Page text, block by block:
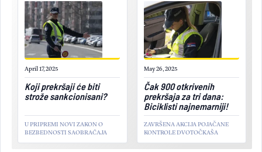
April 17, 2025
Koji prekršaji će biti
strože sankcionisani?
U PRIPREMI NOVI ZAKON O
BEZBEDNOSTI SAOBRAĆAJA
May 26, 2025
Čak 900 otkrivenih
prekršaja za tri dana:
Biciklisti najnemarniji!
ZAVRŠENA AKCIJA POJAČANE
KONTROLE DVOTOČKAŠA